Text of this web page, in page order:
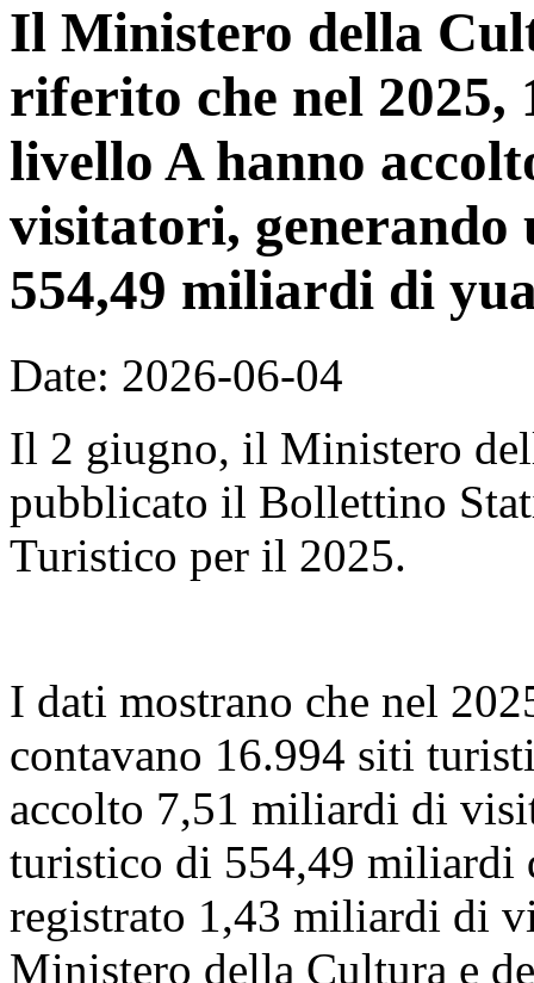
Il Ministero della
riferito che nel
livello A hanno
visitatori,
554,49 miliardi di
Date: 2026-06-04
Il 2 giugno, il Ministero
pubblicato il Bollettino
Turistico per il 2025.
I dati mostrano che nel
contavano 16.994 siti
accolto 7,51 miliardi di
turistico di 554,49 miliardi
registrato 1,43 miliardi di
Ministero della Cultura e